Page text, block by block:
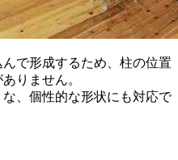
で形成するため、柱の位置
りません。
、個性的な形状にも対応で